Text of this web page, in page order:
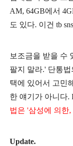
AM, 64GB에서
도 있다. 이건 tb
보조금을 받을 수
팔지 말라.' 단통
택에 있어서 고민
한 얘기가 아니다.
법은 '삼성에 의한
Update.